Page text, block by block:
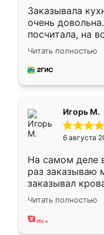
Заказывала
очень
посчитала, на
Замерщик
делу со всей
за день, ребята
Читать полностью
Игорь М.
6 августа
На самом деле
раз заказываю
заказывал
ребёнка при
заказал шкаф-
хорошее
Читать полностью